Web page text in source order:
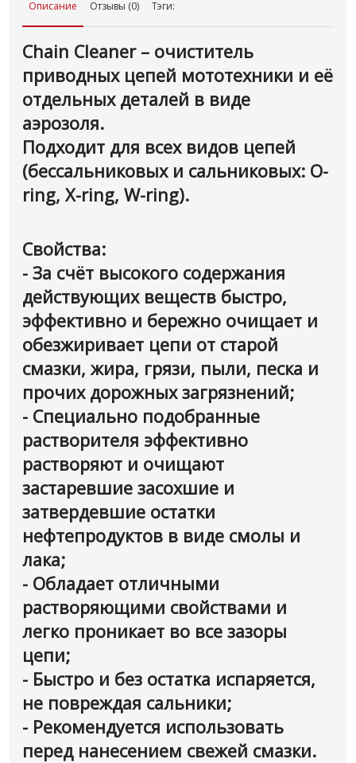
Описание Отзывы (0) Тэги:
Chain Cleaner – очиститель
приводных цепей мототехники и её
отдельных деталей в виде
аэрозоля.
Подходит для всех видов цепей
(беcсальниковых и сальниковых: O-
ring, X-ring, W-ring).
Свойства:
- За счёт высокого содержания
действующих веществ быстро,
эффективно и бережно очищает и
обезжиривает цепи от старой
смазки, жира, грязи, пыли, песка и
прочих дорожных загрязнений;
- Специально подобранные
растворителя эффективно
растворяют и очищают
застаревшие засохшие и
затвердевшие остатки
нефтепродуктов в виде смолы и
лака;
- Обладает отличными
растворяющими свойствами и
легко проникает во все зазоры
цепи;
- Быстро и без остатка испаряется,
не повреждая сальники;
- Рекомендуется использовать
перед нанесением свежей смазки.